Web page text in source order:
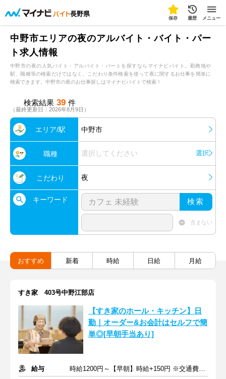
長野県
保存 履歴 メニュー
中野市エリアの夜のアルバイト・バイト・パー
ト求人情報
中野市の夜の人気バイト・アルバイト・パートを探すならマイナビバイト。勤務地や
駅、職種等の検索だけではなく、こだわり条件検索を使って夜に関するお仕事を簡単に
検索できます。中野市の夜のお仕事探しはマイナビバイトで検索！
検索結果 39 件
（最終更新日：2026年8月9日）
エリア/駅 中野市
職種 選択してください 選択
こだわり 夜
キーワード 検索
含まない
おすすめ 新着 時給 日給 月給
すき家 403号中野江部店
【すき家のホール・キッチン】日
勤｜オーダー&お会計はセルフで簡
単◎[早朝手当あり]
給与
時給1200円～【早朝】時給+150円 ※交通費支給